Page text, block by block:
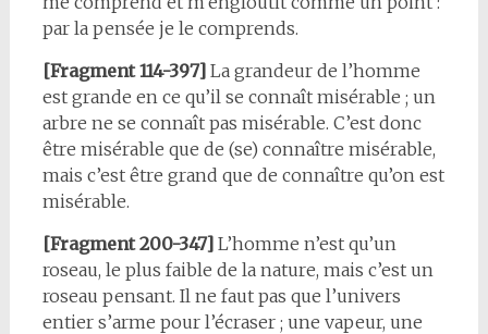
par la pensée je le comprends.
[Fragment 114-397]La grandeur de l’homme
est grande en ce qu’il se connaît misérable ; un
arbre ne se connaît pas misérable. C’est donc
être misérable que de (se) connaître misérable,
mais c’est être grand que de connaître qu’on est
misérable.
[Fragment 200-347]L’homme n’est qu’un
roseau, le plus faible de la nature, mais c’est un
roseau pensant. Il ne faut pas que l’univers
entier s’arme pour l’écraser ; une vapeur, une